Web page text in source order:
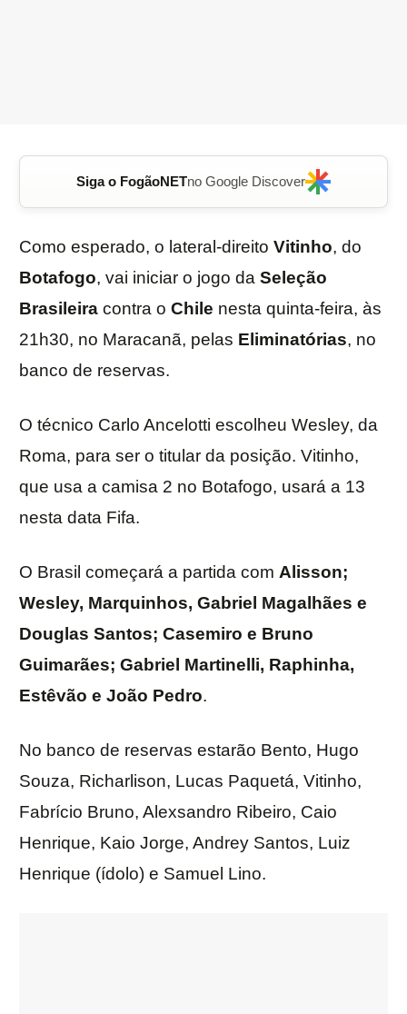
Siga o FogãoNETno Google Discover
Como esperado, o lateral-direito Vitinho, do
Botafogo, vai iniciar o jogo da Seleção
Brasileira contra o Chile nesta quinta-feira, às
21h30, no Maracanã, pelas Eliminatórias, no
banco de reservas.
O técnico Carlo Ancelotti escolheu Wesley, da
Roma, para ser o titular da posição. Vitinho,
que usa a camisa 2 no Botafogo, usará a 13
nesta data Fifa.
O Brasil começará a partida com Alisson;
Wesley, Marquinhos, Gabriel Magalhães e
Douglas Santos; Casemiro e Bruno
Guimarães; Gabriel Martinelli, Raphinha,
Estêvão e João Pedro.
No banco de reservas estarão Bento, Hugo
Souza, Richarlison, Lucas Paquetá, Vitinho,
Fabrício Bruno, Alexsandro Ribeiro, Caio
Henrique, Kaio Jorge, Andrey Santos, Luiz
Henrique (ídolo) e Samuel Lino.